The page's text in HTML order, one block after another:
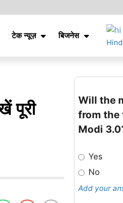
टेक न्यूज़ बिजनेस
पूरी
Will the
from the
Modi
Yes
No
Add your